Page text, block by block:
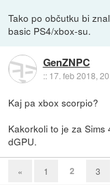
Tako po občutku bi
basic PS4/xbox-su.
GenZNPC
:: 17. feb 2018,
Kaj pa xbox scorpio?
Kakorkoli to je za
dGPU.
« 1 2 3